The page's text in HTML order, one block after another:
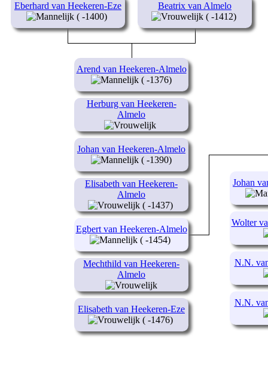
Eberhard van Heekeren-Eze
( -1400)
Beatrix van Almelo
( -1412)
Arend van Heekeren-Almelo
( -1376)
Herburg van Heekeren-
Almelo
Johan van Heekeren-Almelo
( -1390)
Elisabeth van Heekeren-
Almelo
( -1437)
Mechthild van Heekeren-
Almelo
Elisabeth van Heekeren-Eze
( -1476)
Egbert van Heekeren-Almelo
( -1454)
Johan
Wolter
N.N.
N.N.